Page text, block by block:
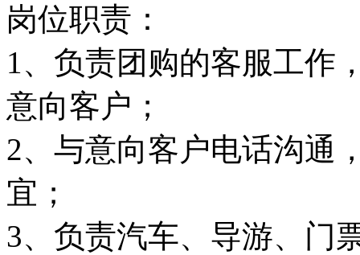
岗位职责：
1、负责团购的客服工作
意向客户；
2、与意向客户电话沟通
宜；
3、负责汽车、导游、门